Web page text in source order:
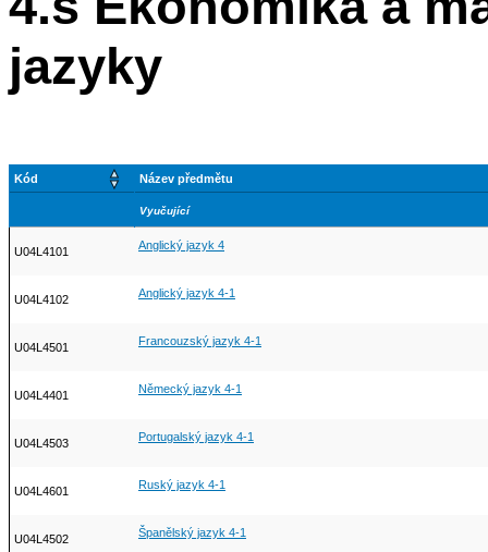
jazyky
Kód Název předmětu
Vyučující
U04L4101 Anglický jazyk 4
U04L4102 Anglický jazyk 4-1
U04L4501 Francouzský jazyk 4-1
U04L4401 Německý jazyk 4-1
U04L4503 Portugalský jazyk 4-1
U04L4601 Ruský jazyk 4-1
U04L4502 Španělský jazyk 4-1